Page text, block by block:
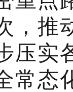
，推
压实
常态